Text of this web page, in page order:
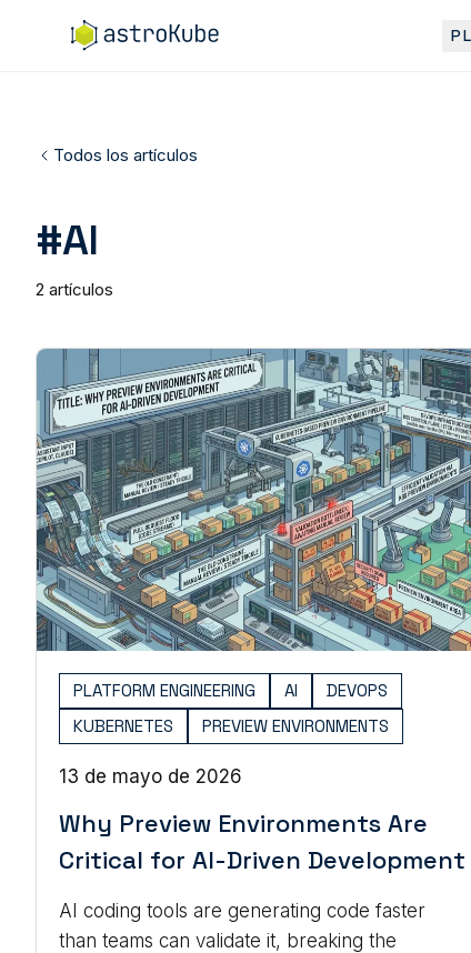
Todos los artículos
#AI
2 artículos
PLATFORM ENGINEERING AI
DEVOPS
KUBERNETES
PREVIEW ENVIRONMENTS
13 de mayo de 2026
Why Preview Environments Are
Critical for AI-Driven Development
AI coding tools are generating code faster
than teams can validate it, breaking the